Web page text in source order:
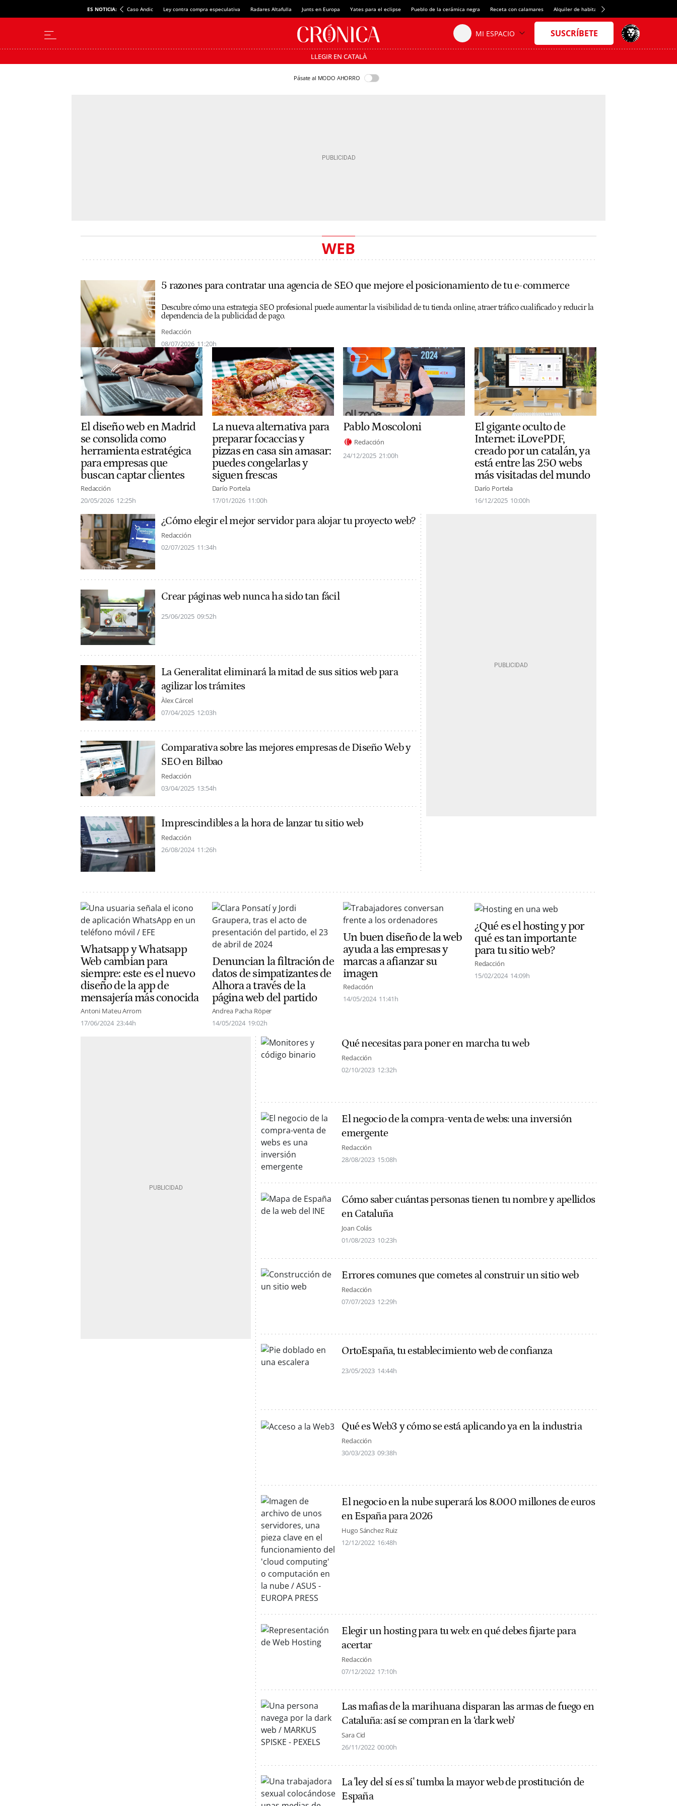
ES NOTICIA: Caso Andic Ley contra compra especulativa Radares Altafulla Junts en Europa Yates para el eclipse Pueblo de la cerámica negra Receta con calamares Alquiler de habitaciones en España
LLEGIR EN CATALÀ
Pásate al MODO AHORRO
WEB
5 razones para contratar una agencia de SEO que mejore el posicionamiento de tu e-commerce
Descubre cómo una estrategia SEO profesional puede aumentar la visibilidad de tu tienda online, atraer tráfico cualificado y reducir la
dependencia de la publicidad de pago.
Redacción
08/07/2026 11:20h
El diseño web en Madrid
se consolida como
herramienta estratégica
para empresas que
buscan captar clientes
Redacción
20/05/2026 12:25h
La nueva alternativa para
preparar focaccias y
pizzas en casa sin amasar:
puedes congelarlas y
siguen frescas
Darío Portela
17/01/2026 11:00h
Pablo Moscoloni
Redacción
24/12/2025 21:00h
El gigante oculto de
Internet: iLovePDF,
creado por un catalán, ya
está entre las 250 webs
más visitadas del mundo
Darío Portela
16/12/2025 10:00h
¿Cómo elegir el mejor servidor para alojar tu proyecto web?
Redacción
02/07/2025 11:34h
Crear páginas web nunca ha sido tan fácil
25/06/2025 09:52h
La Generalitat eliminará la mitad de sus sitios web para
agilizar los trámites
Àlex Cárcel
07/04/2025 12:03h
Comparativa sobre las mejores empresas de Diseño Web y
SEO en Bilbao
Redacción
03/04/2025 13:54h
Imprescindibles a la hora de lanzar tu sitio web
Redacción
26/08/2024 11:26h
Whatsapp y Whatsapp
Web cambian para
siempre: este es el nuevo
diseño de la app de
mensajería más conocida
Antoni Mateu Arrom
17/06/2024 23:44h
Denuncian la filtración de
datos de simpatizantes de
Alhora a través de la
página web del partido
Andrea Pacha Röper
14/05/2024 19:02h
Un buen diseño de la web
ayuda a las empresas y
marcas a afianzar su
imagen
Redacción
14/05/2024 11:41h
¿Qué es el hosting y por
qué es tan importante
para tu sitio web?
Redacción
15/02/2024 14:09h
Qué necesitas para poner en marcha tu web
Redacción
02/10/2023 12:32h
El negocio de la compra-venta de webs: una inversión
emergente
Redacción
28/08/2023 15:08h
Cómo saber cuántas personas tienen tu nombre y apellidos
en Cataluña
Joan Colás
01/08/2023 10:23h
Errores comunes que cometes al construir un sitio web
Redacción
07/07/2023 12:29h
OrtoEspaña, tu establecimiento web de confianza
23/05/2023 14:44h
Qué es Web3 y cómo se está aplicando ya en la industria
Redacción
30/03/2023 09:38h
El negocio en la nube superará los 8.000 millones de euros
en España para 2026
Hugo Sánchez Ruiz
12/12/2022 16:48h
Elegir un hosting para tu web: en qué debes fijarte para
acertar
Redacción
07/12/2022 17:10h
Las mafias de la marihuana disparan las armas de fuego en
Cataluña: así se compran en la ‘dark web’
Sara Cid
26/11/2022 00:00h
La 'ley del sí es sí' tumba la mayor web de prostitución de
España